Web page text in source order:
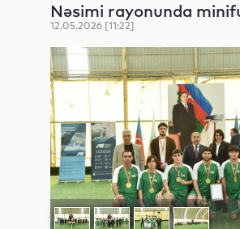
Gündəm
İqtisadiyyat
Analitika
Mədəniyyət
Müsahibə
MEDİA
Xarici
Nəsimi rayonunda
12.05.2026 [11:22]